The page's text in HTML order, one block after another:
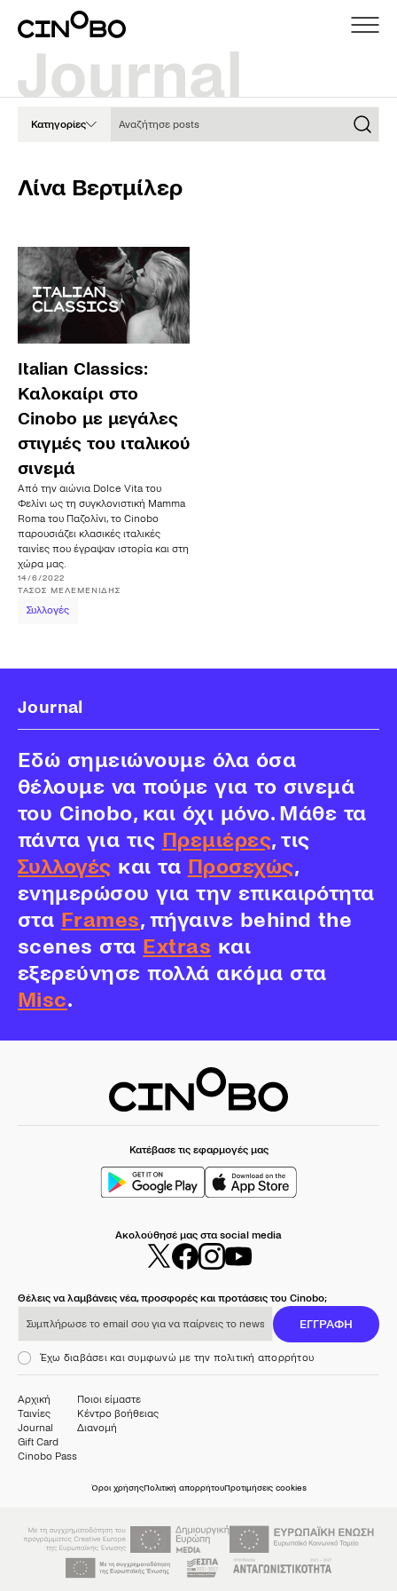
Κατηγορίες
Λίνα Βερτμίλερ
Italian Classics:
Καλοκαίρι στο
Cinobo με μεγάλες
στιγμές του ιταλικού
σινεμά
Από την αιώνια Dolce Vita του
Φελίνι ως τη συγκλονιστική Mamma
Roma του Παζολίνι, το Cinobo
παρουσιάζει κλασικές ιταλικές
ταινίες που έγραψαν ιστορία και στη
χώρα μας.
14/6/2022
ΤΆΣΟΣ ΜΕΛΕΜΕΝΊΔΗΣ
Συλλογές
Journal
Εδώ σημειώνουμε όλα όσα
θέλουμε να πούμε για το σινεμά
του Cinobo, και όχι μόνο. Μάθε τα
πάντα για τις Πρεμιέρες, τις
Συλλογές και τα Προσεχώς,
ενημερώσου για την επικαιρότητα
στα Frames, πήγαινε behind the
scenes στα Extras και
εξερεύνησε πολλά ακόμα στα
Misc.
Κατέβασε τις εφαρμογές μας
Ακολούθησέ μας στα social media
Θέλεις να λαμβάνεις νέα, προσφορές και προτάσεις του Cinobo;
ΕΓΓΡΑΦΗ
Έχω διαβάσει και συμφωνώ με την πολιτική απορρήτου
Αρχική
Ταινίες
Journal
Gift Card
Cinobo Pass
Ποιοι είμαστε
Κέντρο βοήθειας
Διανομή
Όροι χρήσηςΠολιτική απορρήτουΠροτιμήσεις cookies